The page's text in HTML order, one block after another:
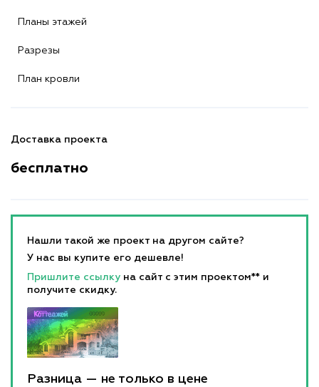
Планы этажей
Разрезы
План кровли
Доставка проекта
бесплатно
Нашли такой же проект на другом сайте?
У нас вы купите его дешевле!
Пришлите ссылку на сайт с этим проектом** и
получите скидку.
Разница — не только в цене